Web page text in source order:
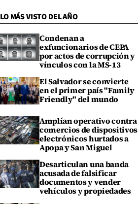
LO MÁS VISTO DEL AÑO
Condenan a
exfuncionarios de CEPA
por actos de corrupción y
vínculos con la MS-13
El Salvador se convierte
en el primer país "Family
Friendly" del mundo
Amplían operativo contra
comercios de dispositivos
electrónicos hurtados a
Apopa y San Miguel
Desarticulan una banda
acusada de falsificar
documentos y vender
vehículos y propiedades